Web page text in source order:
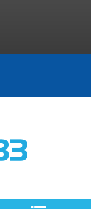
de forêt